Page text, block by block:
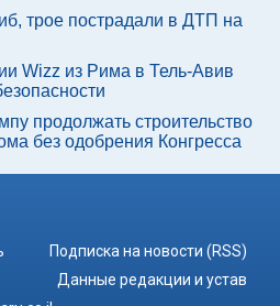
трое пострадали в ДТП на
Wizz из Рима в Тель-Авив
продолжать строительство
без одобрения Конгресса
Подписка на новости (RSS)
Данные редакции и устав